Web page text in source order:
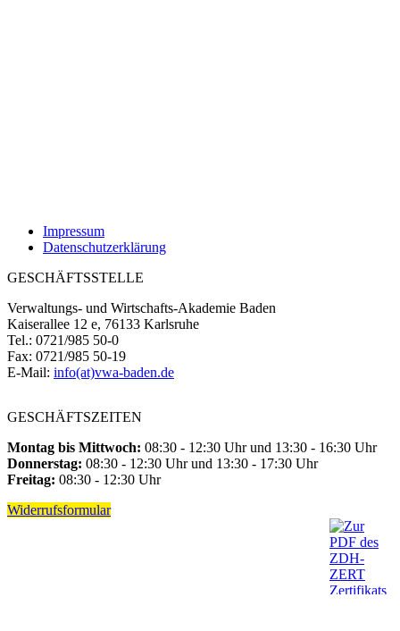
Impressum
Datenschutzerklärung
GESCHÄFTSSTELLE
Verwaltungs- und Wirtschafts-Akademie Baden
Kaiserallee 12 e, 76133 Karlsruhe
Tel.: 0721/985 50-0
Fax: 0721/985 50-19
E-Mail: info(at)vwa-baden.de
GESCHÄFTSZEITEN
Montag bis Mittwoch: 08:30 - 12:30 Uhr und 13:30 - 16:30 Uhr
Donnerstag: 08:30 - 12:30 Uhr und 13:30 - 17:30 Uhr
Freitag: 08:30 - 12:30 Uhr
Widerrufsformular